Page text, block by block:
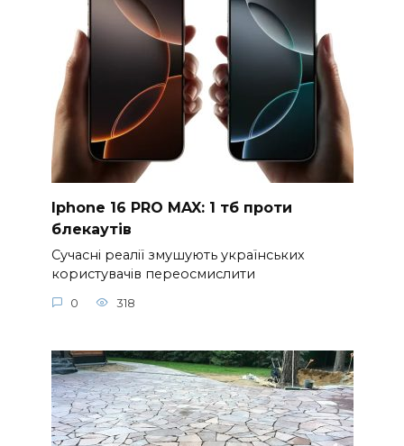
Iphone 16 PRO MAX: 1 тб проти
блекаутів
Сучасні реалії змушують українських
користувачів переосмислити
0 318